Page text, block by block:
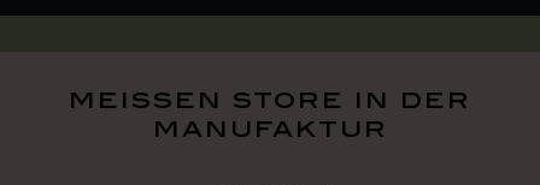
meissen store in der
manufaktur